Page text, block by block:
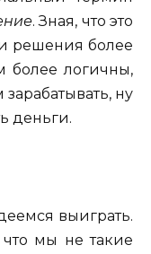
. Зная, что это
решения более
более логичны,
ну
деньги.
выиграть.
мы не такие